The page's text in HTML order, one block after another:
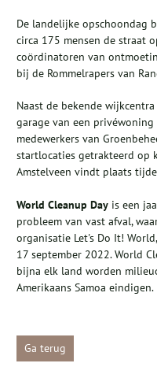
De landelijke opschoondag
circa 175 mensen de straat
coördinatoren van
bij de Rommelrapers van
Naast de bekende
garage van een
medewerkers van
startlocaties getrakteerd op
Amstelveen vindt plaats
World Cleanup Day is een
probleem van vast afval,
organisatie Let's Do It!
17 september 2022. World
bijna elk land worden
Amerikaans Samoa eindigen.
Ga terug